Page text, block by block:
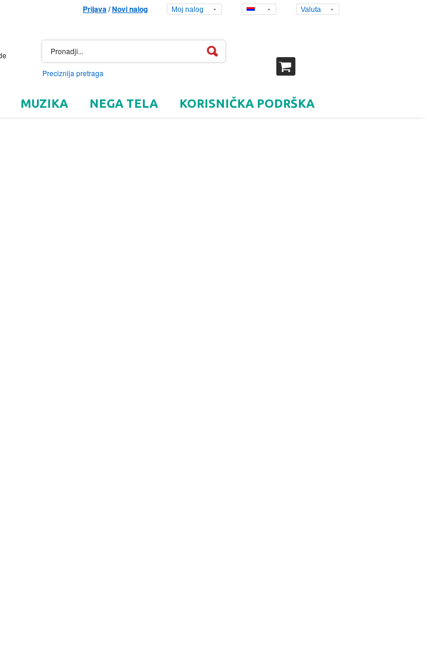
Prijava/Novi nalog Moj nalog Valuta
Preciznija pretraga
MUZIKA NEGA TELA KORISNIČKA PODRŠKA